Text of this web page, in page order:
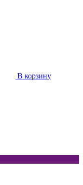
В корзину